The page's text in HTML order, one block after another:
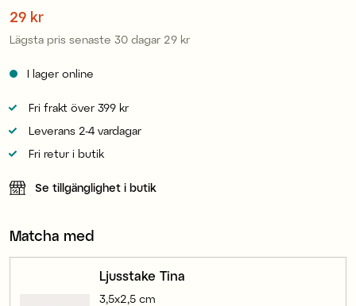
SE / SEK
Pris:29 kr
29 kr
Lägsta pris senaste 30 dagar Pris:
29 kr
I lager online
Fri frakt över 399 kr
Leverans 2-4 vardagar
Fri retur i butik
Se tillgänglighet i butik
Matcha med
Ljusstake Tina
3,5x2,5 cm